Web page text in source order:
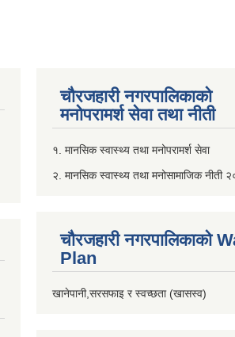
चौरजहारी नगरपालिकाको
मनोपरामर्श सेवा तथा नीती
१. मानसिक स्वास्थ्य तथा मनोपरामर्श सेवा
२. मानसिक स्वास्थ्य तथा मनोसामाजिक नीती
चौरजहारी नगरपालिकाको
Plan
खानेपानी,सरसफाइ र स्वच्छता (खासस्व)